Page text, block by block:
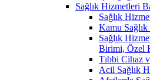
Sağlık Hizmetleri
Sağlık
Kamu
Sağlık
Birimi, Özel
Tıbbi Cihaz
Acil Sağlık